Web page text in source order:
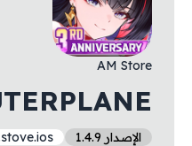
AM Store
الإصدار 1.4.9